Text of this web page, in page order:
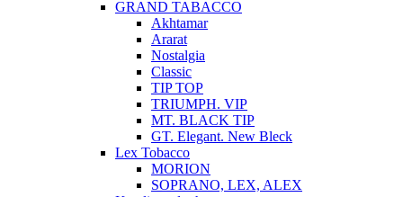
GRAND TABACCO
Akhtamar
Ararat
Nostalgia
Classic
TIP TOP
TRIUMPH. VIP
MT. BLACK TIP
GT. Elegant. New Bleck
Lex Tobacco
MORION
SOPRANO, LEX, ALEX